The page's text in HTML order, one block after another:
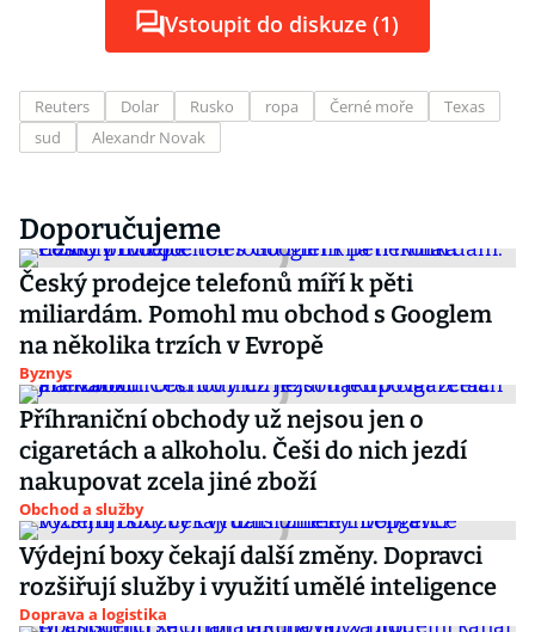
Vstoupit do diskuze (1)
Reuters Dolar Rusko ropa Černé moře
Texas
sud
Alexandr Novak
Doporučujeme
Český prodejce telefonů míří k pěti
miliardám. Pomohl mu obchod s Googlem
na několika trzích v Evropě
Byznys
Příhraniční obchody už nejsou jen o
cigaretách a alkoholu. Češi do nich jezdí
nakupovat zcela jiné zboží
Obchod a služby
Výdejní boxy čekají další změny. Dopravci
rozšiřují služby i využití umělé inteligence
Doprava a logistika